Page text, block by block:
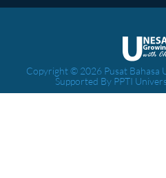
Copyright © 2026 Pusat Bahasa
Supported By PPTI